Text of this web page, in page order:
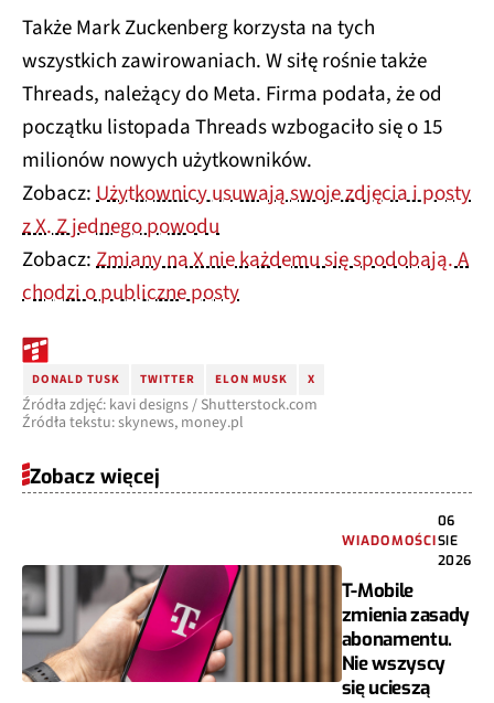
Także Mark Zuckenberg korzysta na tych
wszystkich zawirowaniach. W siłę rośnie także
Threads, należący do Meta. Firma podała, że od
początku listopada Threads wzbogaciło się o 15
milionów nowych użytkowników.
Zobacz:Użytkownicy usuwają swoje zdjęcia i posty
z X. Z jednego powodu
Zobacz:Zmiany na X nie każdemu się spodobają. A
chodzi o publiczne posty
DONALD TUSK TWITTER ELON MUSK X
Źródła zdjęć: kavi designs / Shutterstock.com
Źródła tekstu: skynews, money.pl
Zobacz więcej
WIADOMOŚCI
06
SIE
2026
T-Mobile
zmienia zasady
abonamentu.
Nie wszyscy
się ucieszą